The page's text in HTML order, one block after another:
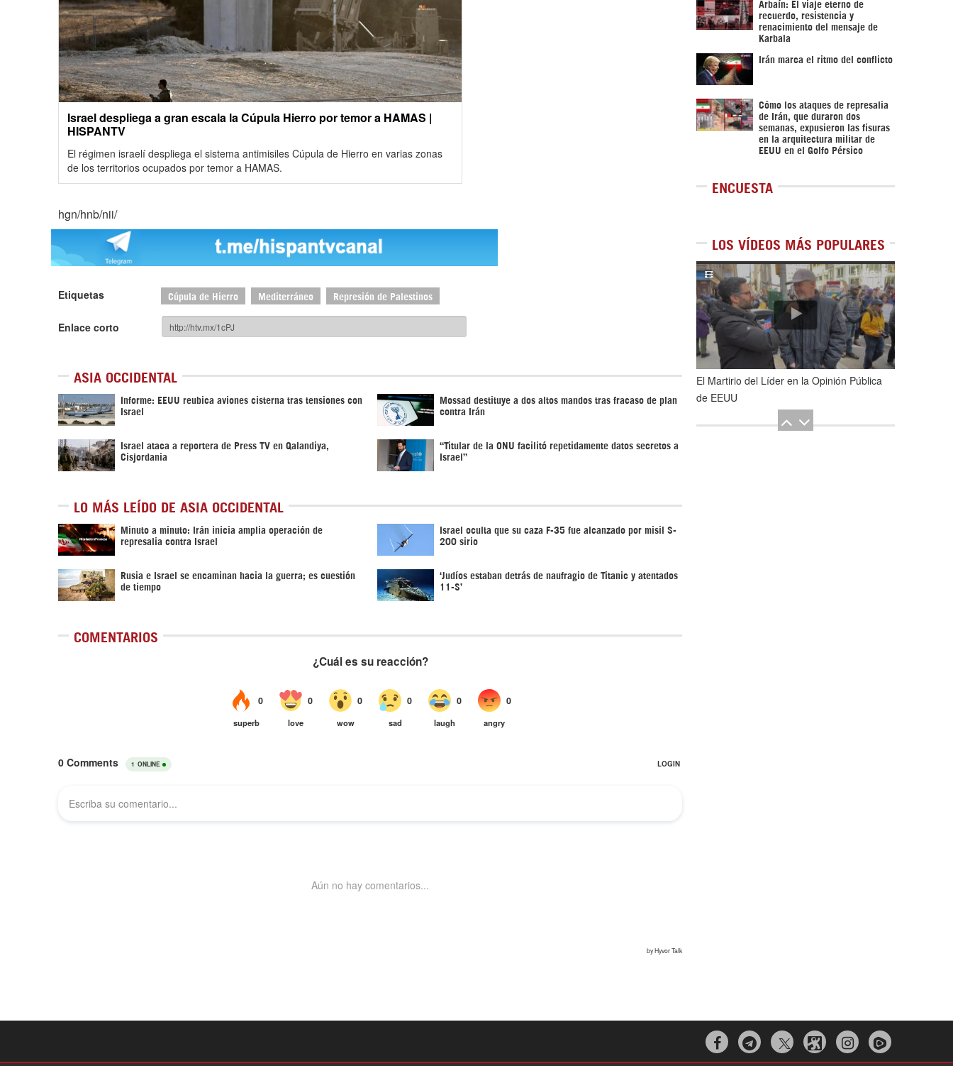
Israel despliega a gran escala la Cúpula Hierro por temor a HAMAS |
HISPANTV
El régimen israelí despliega el sistema antimisiles Cúpula de Hierro en varias zonas
de ‎los territorios ocupados por temor a HAMAS.‎
hgn/hnb/nii/
Etiquetas Cúpula de Hierro Mediterráneo Represión de Palestinos
Enlace corto
ASIA OCCIDENTAL
Informe: EEUU reubica aviones cisterna tras tensiones con
Israel
Mossad destituye a dos altos mandos tras fracaso de plan
contra Irán
Israel ataca a reportera de Press TV en Qalandiya,
Cisjordania
“Titular de la ONU facilitó repetidamente datos secretos a
Israel”
LO MÁS LEÍDO DE ASIA OCCIDENTAL
Minuto a minuto: Irán inicia amplia operación de
represalia contra Israel
Israel oculta que su caza F-35 fue alcanzado por misil S-
200 sirio
Rusia e Israel se encaminan hacia la guerra; es cuestión
de tiempo
‘Judíos estaban detrás de naufragio de Titanic y atentados
11-S’
COMENTARIOS
Arbaín: El viaje eterno de
recuerdo, resistencia y
renacimiento del mensaje de
Karbala
Irán marca el ritmo del conflicto
Cómo los ataques de represalia
de Irán, que duraron dos
semanas, expusieron las fisuras
en la arquitectura militar de
EEUU en el Golfo Pérsico
ENCUESTA
LOS VÍDEOS MÁS POPULARES
1de5
El Martirio del Líder en la Opinión Pública
de EEUU
  